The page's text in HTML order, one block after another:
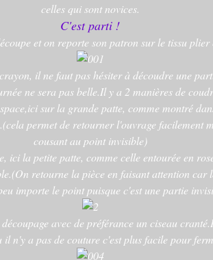
celles qui sont novices.
C'est parti !
et on reporte son patron sur le tissu plier
il ne faut pas hésiter à découdre une
ne sera pas belle.Il y a 2 manières de
sur la grande patte, comme montré
permet de retourner l'ouvrage facilement
cousant au point invisible)
ici la petite patte, comme celle entourée en
retourne la pièce en faisant attention car
importe le point puisque c'est une partie
avec de préférance un ciseau
il n'y a pas de couture c'est plus facile pour